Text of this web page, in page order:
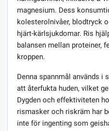
magnesium. Dess
kolesterolnivåer, blodtryck
hjärt-kärlsjukdomar. Ris
balansen mellan proteiner,
kroppen.
Denna spannmål används i
att återfukta huden, vilket
Dygden och effektiviteten
rismasker och riskräm har
inte för ingenting som